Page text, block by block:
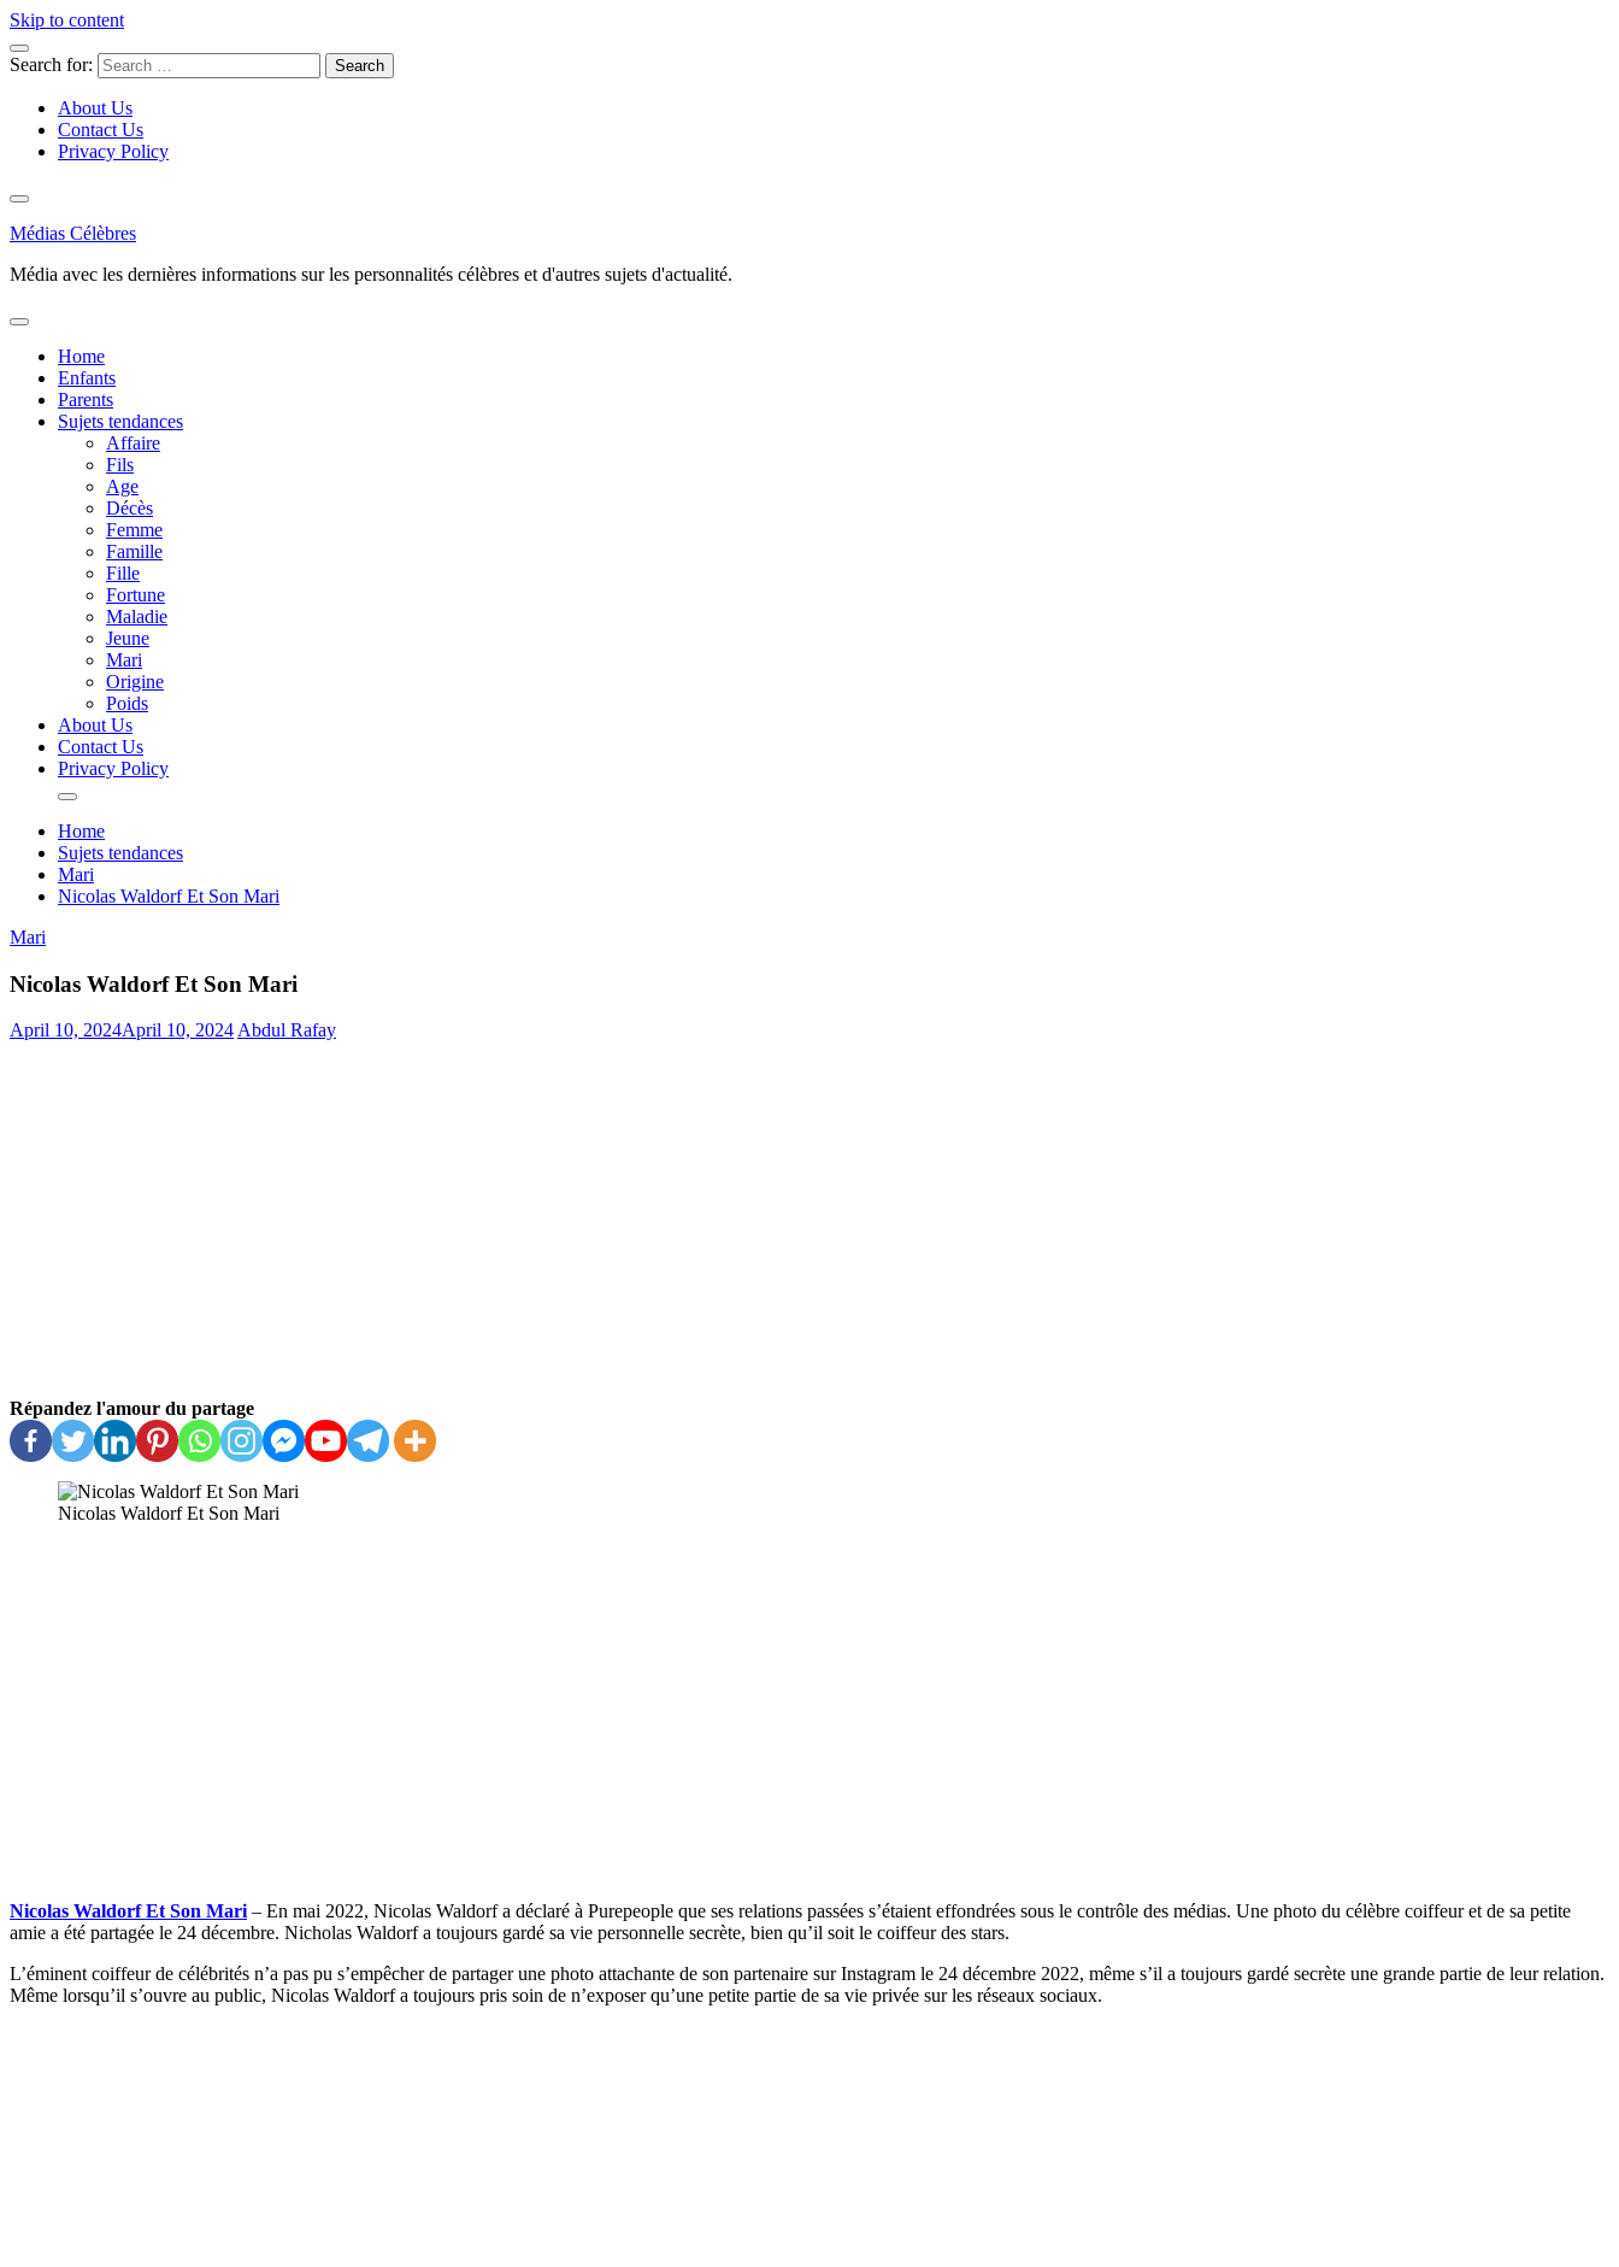
Skip to content
Search for:
About Us
Contact Us
Privacy Policy
Médias Célèbres
Média avec les dernières informations sur les personnalités célèbres et d'autres sujets d'actualité.
Home
Enfants
Parents
Sujets tendances
Affaire
Fils
Age
Décès
Femme
Famille
Fille
Fortune
Maladie
Jeune
Mari
Origine
Poids
About Us
Contact Us
Privacy Policy
Home
Sujets tendances
Mari
Nicolas Waldorf Et Son Mari
Mari
Nicolas Waldorf Et Son Mari
April 10, 2024April 10, 2024Abdul Rafay
Répandez l'amour du partage
Nicolas Waldorf Et Son Mari
Nicolas Waldorf Et Son Mari– En mai 2022, Nicolas Waldorf a déclaré à Purepeople que ses relations passées s’étaient effondrées sous le contrôle des médias. Une photo du célèbre coiffeur et de sa petite
amie a été partagée le 24 décembre. Nicholas Waldorf a toujours gardé sa vie personnelle secrète, bien qu’il soit le coiffeur des stars.
L’éminent coiffeur de célébrités n’a pas pu s’empêcher de partager une photo attachante de son partenaire sur Instagram le 24 décembre 2022, même s’il a toujours gardé secrète une grande partie de leur relation.
Même lorsqu’il s’ouvre au public, Nicolas Waldorf a toujours pris soin de n’exposer qu’une petite partie de sa vie privée sur les réseaux sociaux.